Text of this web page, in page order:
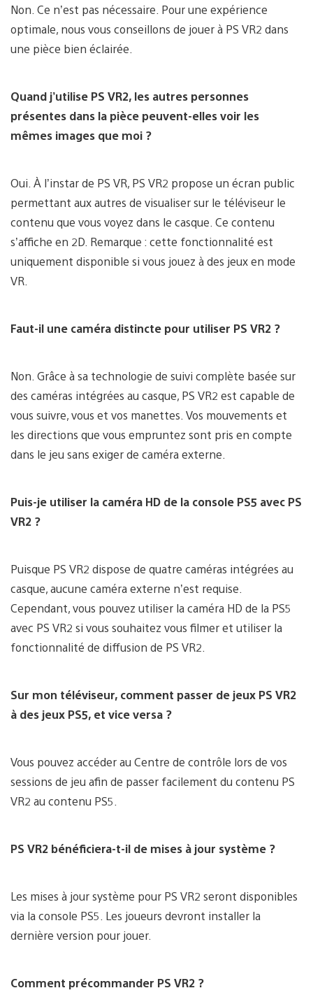
Non. Ce n’est pas nécessaire. Pour une expérience
optimale, nous vous conseillons de jouer à PS VR2 dans
une pièce bien éclairée.
Quand j’utilise PS VR2, les autres personnes
présentes dans la pièce peuvent-elles voir les
mêmes images que moi ?
Oui. À l’instar de PS VR, PS VR2 propose un écran public
permettant aux autres de visualiser sur le téléviseur le
contenu que vous voyez dans le casque. Ce contenu
s’affiche en 2D. Remarque : cette fonctionnalité est
uniquement disponible si vous jouez à des jeux en mode
VR.
Faut-il une caméra distincte pour utiliser PS VR2 ?
Non. Grâce à sa technologie de suivi complète basée sur
des caméras intégrées au casque, PS VR2 est capable de
vous suivre, vous et vos manettes. Vos mouvements et
les directions que vous empruntez sont pris en compte
dans le jeu sans exiger de caméra externe.
Puis-je utiliser la caméra HD de la console PS5 avec PS
VR2 ?
Puisque PS VR2 dispose de quatre caméras intégrées au
casque, aucune caméra externe n’est requise.
Cependant, vous pouvez utiliser la caméra HD de la PS5
avec PS VR2 si vous souhaitez vous filmer et utiliser la
fonctionnalité de diffusion de PS VR2.
Sur mon téléviseur, comment passer de jeux PS VR2
à des jeux PS5, et vice versa ?
Vous pouvez accéder au Centre de contrôle lors de vos
sessions de jeu afin de passer facilement du contenu PS
VR2 au contenu PS5.
PS VR2 bénéficiera-t-il de mises à jour système ?
Les mises à jour système pour PS VR2 seront disponibles
via la console PS5. Les joueurs devront installer la
dernière version pour jouer.
Comment précommander PS VR2 ?